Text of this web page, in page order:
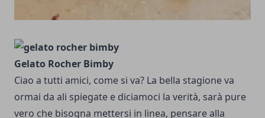
Gelato Rocher Bimby
Ciao a tutti amici, come si va? La bella stagione va
ormai da ali spiegate e diciamoci la verità, sarà pure
vero che bisogna mettersi in linea, pensare alla